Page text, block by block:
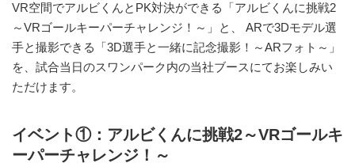
VR空間でアルビくんとPK対決ができる「アルビくんに挑戦2
～VRゴールキーパーチャレンジ！～」と、 ARで3Dモデル選
手と撮影できる「3D選手と一緒に記念撮影！～ARフォト～」
を、試合当日のスワンパーク内の当社ブースにてお楽しみい
ただけます。
イベント①：アルビくんに挑戦2～VRゴールキ
ーパーチャレンジ！～